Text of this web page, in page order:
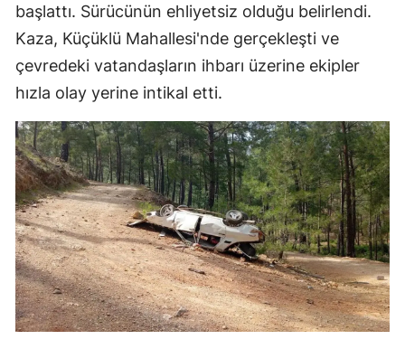
başlattı. Sürücünün ehliyetsiz olduğu belirlendi.
Kaza, Küçüklü Mahallesi'nde gerçekleşti ve
çevredeki vatandaşların ihbarı üzerine ekipler
hızla olay yerine intikal etti.